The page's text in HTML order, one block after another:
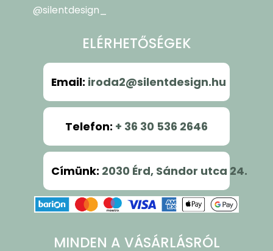
MINDEN A VÁSÁRLÁSRÓL
@silentdesign_
ELÉRHETŐSÉGEK
Email: iroda2@silentdesign.hu
Telefon: + 36 30 536 2646
Címünk: 2030 Érd, Sándor utca 24.